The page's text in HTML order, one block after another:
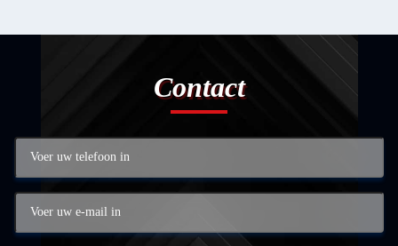
Contact